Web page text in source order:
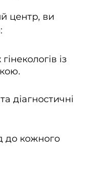
центр, ви
із
діагностичні
до кожного